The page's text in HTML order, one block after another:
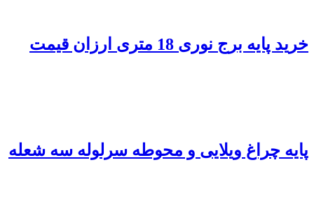
خرید پایه برج نوری 18 متری ارزان قیمت
پایه چراغ ویلایی و محوطه سرلوله سه شعله